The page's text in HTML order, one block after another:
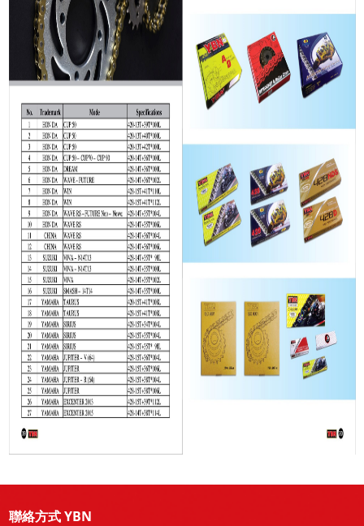
聯絡方式 YBN